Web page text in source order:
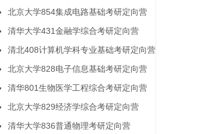
北京大学854集成电路基础考研定向营
清华大学431金融学综合考研定向营
清北408计算机学科专业基础考研定向营
北京大学828电子信息基础考研定向营
清华801生物医学工程综合考研定向营
北京大学829经济学综合考研定向营
清华大学836普通物理考研定向营